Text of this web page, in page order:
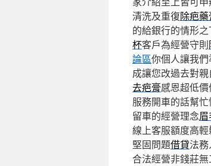
清洗及重復除疤藥
的給銀行的情形之
杯客戶為經營守則
論區你個人讓我
成讓您改過去對
去疤膏感恩超低
服務開車的話幫
留車的經營理念
線上客服額度高
堅固問題借貸法
合法經營非錢莊